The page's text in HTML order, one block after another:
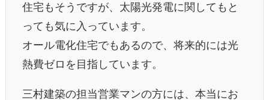
住宅もそうですが、太陽光発電に関してもと
っても気に入っています。
オール電化住宅でもあるので、将来的には光
熱費ゼロを目指しています。
三村建築の担当営業マンの方には、本当にお